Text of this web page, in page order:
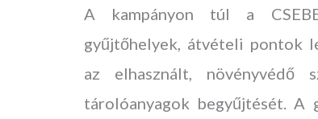
A kampányon túl a
gyűjtőhelyek, átvételi pontok
az elhasznált, növényvédő
tárolóanyagok begyűjtését. A